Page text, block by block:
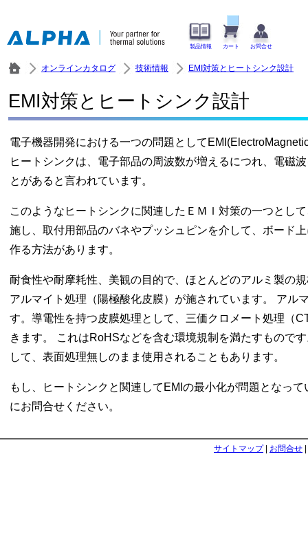
製品情報 カート お問合せ
オンラインカタログ 技術情報 EMI対策とヒートシンク設計
EMI対策とヒートシンク設計
電子機器開発における一つの問題として
ヒートシンクは、電子部品の周波数が増えるにつれ、電磁
とがあると言われています。
このようなヒートシンクに関連したＥＭＩ対策の一つとし
施し、取付用部品のバネやプッシュピンを介して、ボード
作る方法があります。
耐食性や耐摩耗性、美観の目的で、ほとんどのアルミ製の
アルマイト処理（陽極酸化皮膜）が施されています。 アル
す。導電性を持つ皮膜処理として、三価クロメート処理（
きます。 これはRoHSなどを含む環境規制を満たすもので
して、表面処理無しのまま使用されることもあります。
もし、ヒートシンクと関連してEMIの最小化が問題となって
にお問合せください。
サイトマップ| お問合せ